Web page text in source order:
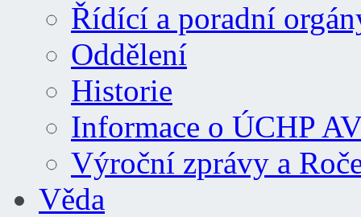
Řídící a poradní
Oddělení
Historie
Informace o ÚCHP
Výroční zprávy a
Věda